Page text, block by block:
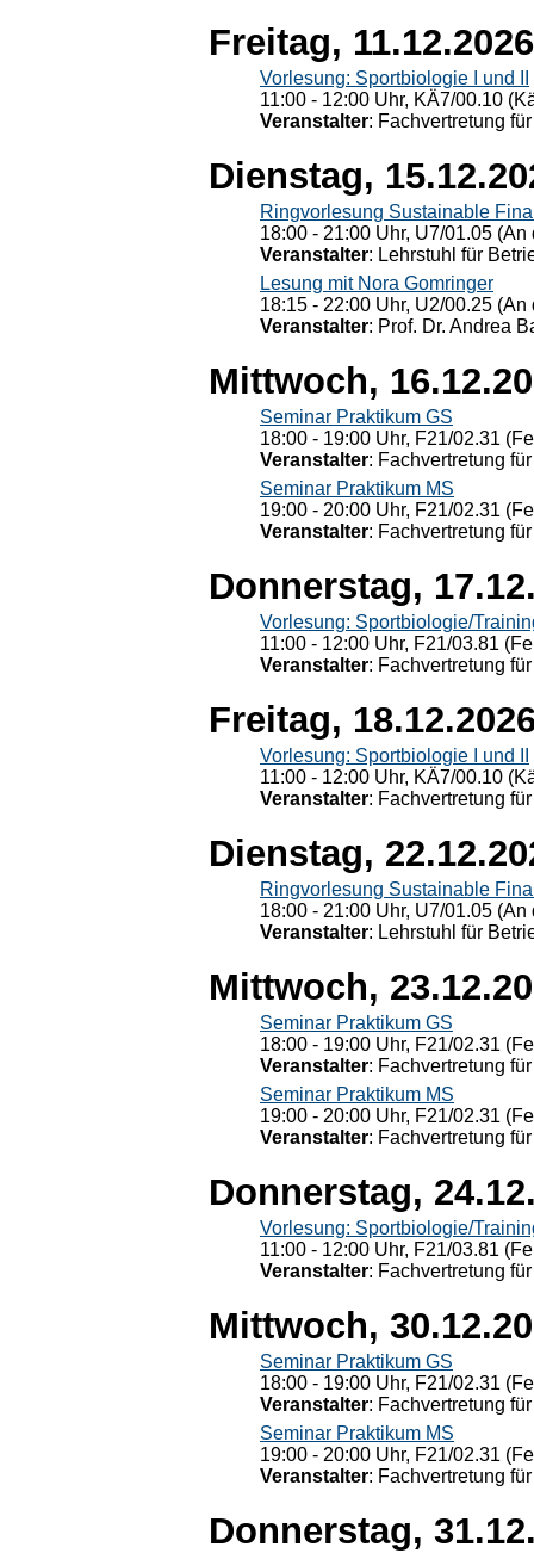
Freitag, 11.12.2026
Vorlesung: Sportbiologie I und II
11:00 - 12:00 Uhr, KÄ7/00.10
Veranstalter: Fachvertretung
Dienstag,
Ringvorlesung Sustainable
18:00 - 21:00 Uhr, U7/01.05
Veranstalter: Lehrstuhl für
Lesung mit Nora Gomringer
18:15 - 22:00 Uhr, U2/00.25
Veranstalter: Prof. Dr. Andrea
Mittwoch,
Seminar Praktikum GS
18:00 - 19:00 Uhr, F21/02.31
Veranstalter: Fachvertretung
Seminar Praktikum MS
19:00 - 20:00 Uhr, F21/02.31
Veranstalter: Fachvertretung
Donnerstag,
Vorlesung: Sportbiologie/
11:00 - 12:00 Uhr, F21/03.81
Veranstalter: Fachvertretung
Freitag,
Vorlesung: Sportbiologie I und II
11:00 - 12:00 Uhr, KÄ7/00.10
Veranstalter: Fachvertretung
Dienstag,
Ringvorlesung Sustainable
18:00 - 21:00 Uhr, U7/01.05
Veranstalter: Lehrstuhl für
Mittwoch,
Seminar Praktikum GS
18:00 - 19:00 Uhr, F21/02.31
Veranstalter: Fachvertretung
Seminar Praktikum MS
19:00 - 20:00 Uhr, F21/02.31
Veranstalter: Fachvertretung
Donnerstag,
Vorlesung: Sportbiologie/
11:00 - 12:00 Uhr, F21/03.81
Veranstalter: Fachvertretung
Mittwoch,
Seminar Praktikum GS
18:00 - 19:00 Uhr, F21/02.31
Veranstalter: Fachvertretung
Seminar Praktikum MS
19:00 - 20:00 Uhr, F21/02.31
Veranstalter: Fachvertretung
Donnerstag,